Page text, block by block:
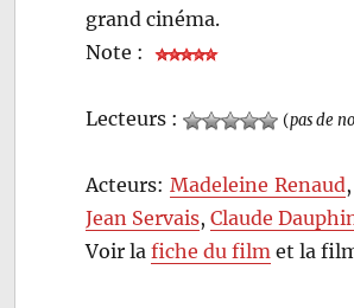
grand cinéma.
Note :
Lecteurs : (pas de
Acteurs:Madeleine Renaud,
Jean Servais,Claude
Voir lafiche du film et la